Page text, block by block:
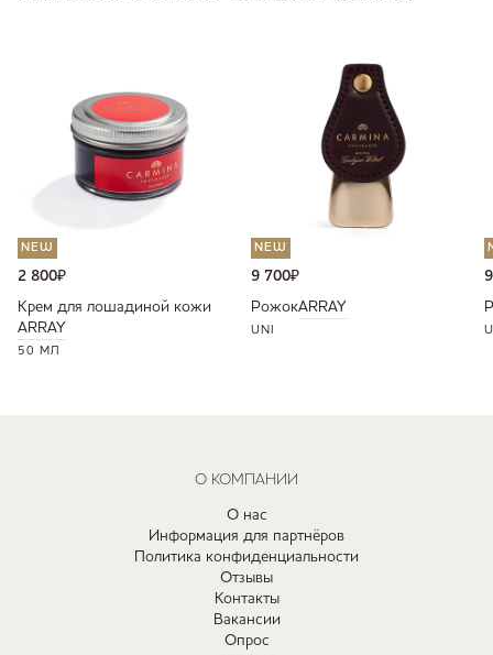
NEW
2 800₽
Крем для лошадиной кожи
ARRAY
50 МЛ
NEW
9 700₽
РожокARRAY
UNI
О КОМПАНИИ
О нас
Информация для партнёров
Политика конфиденциальности
Отзывы
Контакты
Вакансии
Опрос